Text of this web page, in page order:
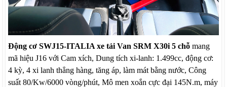
Động cơ SWJ15-ITALIA xe tải Van SRM X30i 5 chỗ mang
mã hiệu J16 với Cam xích, Dung tích xi-lanh: 1.499cc, động cơ:
4 kỳ, 4 xi lanh thẳng hàng, tăng áp, làm mát bằng nước, Công
suất 80/Kw/6000 vòng/phút, Mô men xoắn cực đại 145N.m, máy